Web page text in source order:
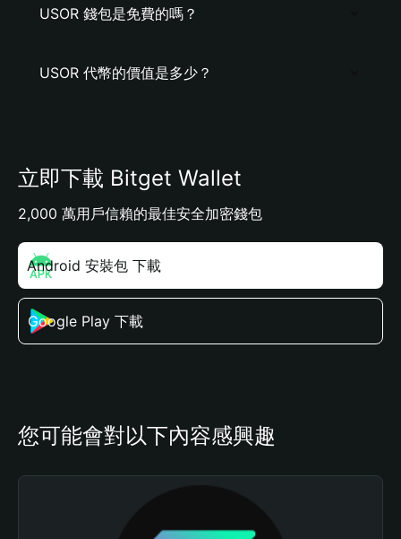
USOR 錢包是免費的嗎？
USOR 代幣的價值是多少？
立即下載 Bitget Wallet
2,000 萬用戶信賴的最佳安全加密錢包
Android 安裝包 下載
Google Play 下載
您可能會對以下內容感興趣